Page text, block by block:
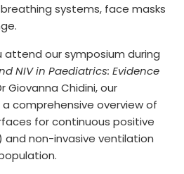
systems, face masks
attend our symposium during
NIV in Paediatrics: Evidence
Giovanna Chidini, our
comprehensive overview of
for continuous positive
and non-invasive ventilation